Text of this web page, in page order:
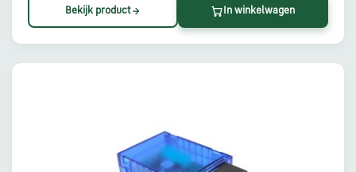
Bekijk product In winkelwagen